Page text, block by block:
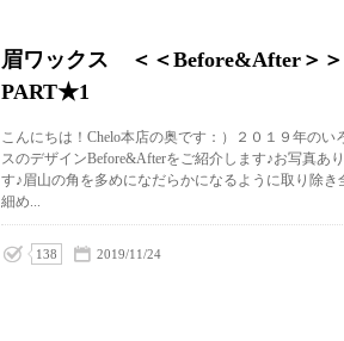
眉ワックス ＜＜Before&After＞
PART★1
こんにちは！Chelo本店の奥です：）２０１９年のい
スのデザインBefore&Afterをご紹介します♪お写真あ
す♪眉山の角を多めになだらかになるように取り除き
細め...
138 2019/11/24